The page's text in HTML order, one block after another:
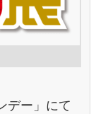
デー」にて